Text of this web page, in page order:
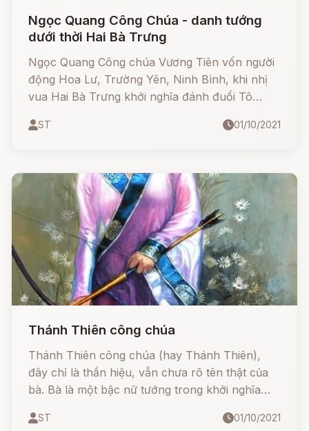
Ngọc Quang Công Chúa - danh tướng
dưới thời Hai Bà Trưng
Ngọc Quang Công chúa Vương Tiên vốn người
động Hoa Lư, Trường Yên, Ninh Bình, khi nhị
vua Hai Bà Trưng khởi nghĩa đánh đuổi Tô
được nhiều chiến công. Công chúa Vương Tiên
ST 01/10/2021
Thánh Thiên công chúa
Thánh Thiên công chúa (hay Thánh Thiên),
đây chỉ là thần hiệu, vẫn chưa rõ tên thật của
bà. Bà là một bậc nữ tướng trong khởi nghĩa
Theo thần tích đình Ngọc Lâm (nay là thôn
ST 01/10/2021